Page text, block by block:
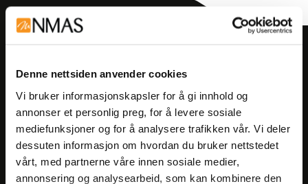
Denne nettsiden anvender cookies
Vi bruker informasjonskapsler for å gi innhold og
annonser et personlig preg, for å levere sosiale
mediefunksjoner og for å analysere trafikken vår. Vi deler
dessuten informasjon om hvordan du bruker nettstedet
vårt, med partnerne våre innen sosiale medier,
annonsering og analysearbeid, som kan kombinere den
Få informasjon om produkter,
arrangementer og kampanjer.
Meld på nyhetsbrev